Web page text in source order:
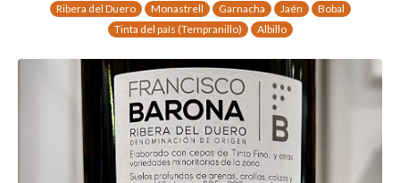
Ribera del Duero Monastrell Garnacha Jaén
Bobal
Tinta del país (Tempranillo)
Albillo